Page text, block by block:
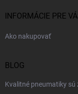
INFORMÁCIE PRE
Ako nakupovať
BLOG
Kvalitné pneumatiky sú